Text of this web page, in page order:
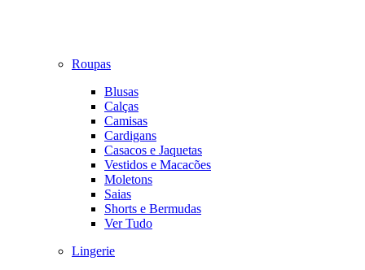
Roupas
Blusas
Calças
Camisas
Cardigans
Casacos e Jaquetas
Vestidos e Macacões
Moletons
Saias
Shorts e Bermudas
Ver Tudo
Lingerie